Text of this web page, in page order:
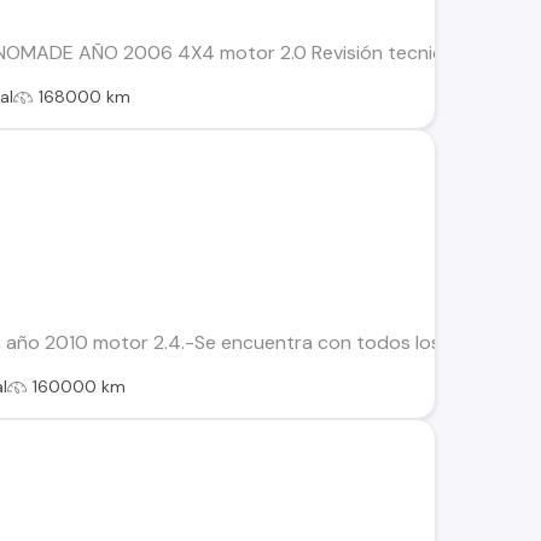
NOMADE AÑO 2006 4X4 motor 2.0 Revisión tecnica
168000 km
año 2010 motor 2.4.-Se encuentra con todos los
160000 km